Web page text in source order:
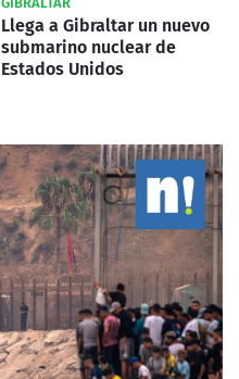
Llega a Gibraltar un nuevo
submarino nuclear de
Estados Unidos